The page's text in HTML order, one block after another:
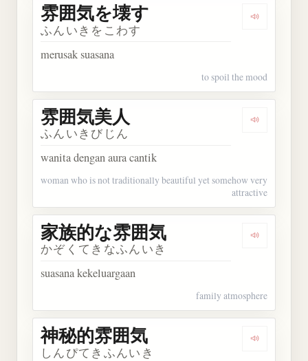
Dengarkan
雰囲気を壊す
ふんいきをこわす
merusak suasana
to spoil the mood
Dengarkan
雰囲気美人
ふんいきびじん
wanita dengan aura cantik
woman who is not traditionally beautiful yet somehow very
attractive
Dengarkan
家族的な雰囲気
かぞくてきなふんいき
suasana kekeluargaan
family atmosphere
Dengarkan
神秘的雰囲気
しんぴてきふんいき